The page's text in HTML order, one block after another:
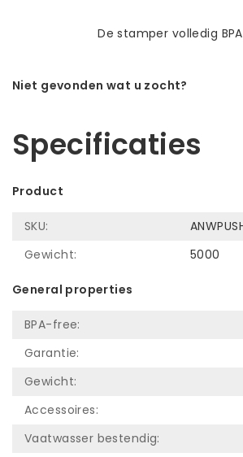
De stamper volledig
Niet gevonden wat u zocht?
Specificaties
Product
SKU:
Gewicht:
5000
General properties
BPA-free:
Garantie:
Gewicht:
Accessoires:
Vaatwasser bestendig: